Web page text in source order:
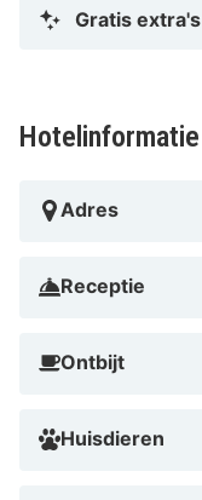
Gratis extra's
Hotelinformatie
Adres
Receptie
Ontbijt
Huisdieren